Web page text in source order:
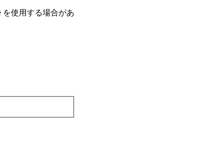
使⽤する場合があ